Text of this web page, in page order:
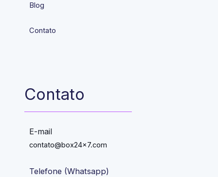
Blog
Contato
Contato
E-mail
contato@box24x7.com
Telefone (Whatsapp)